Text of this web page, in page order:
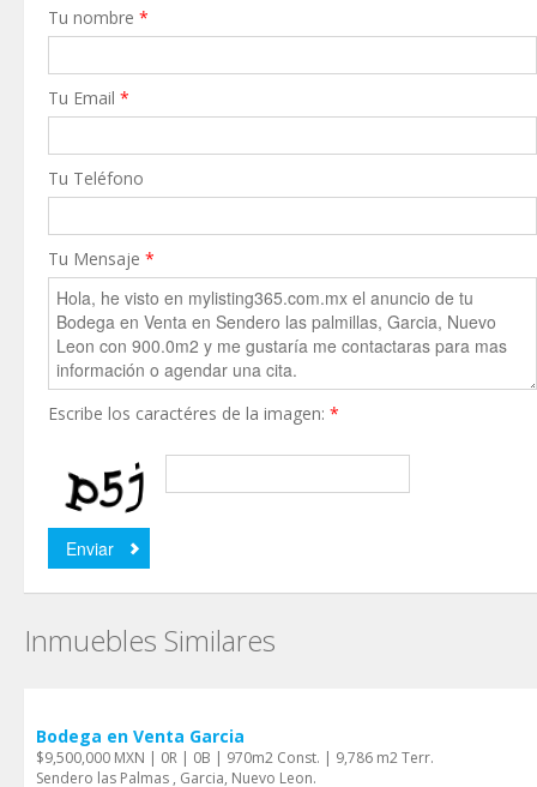
Tu nombre *
Tu Email *
Tu Teléfono
Tu Mensaje *
Escribe los caractéres de la imagen: *
Inmuebles Similares
Bodega en Venta Garci­a
$9,500,000 MXN | 0R | 0B | 970m2 Const. | 9,786 m2 Terr.
Sendero las Palmas , Garci­a, Nuevo Leon.